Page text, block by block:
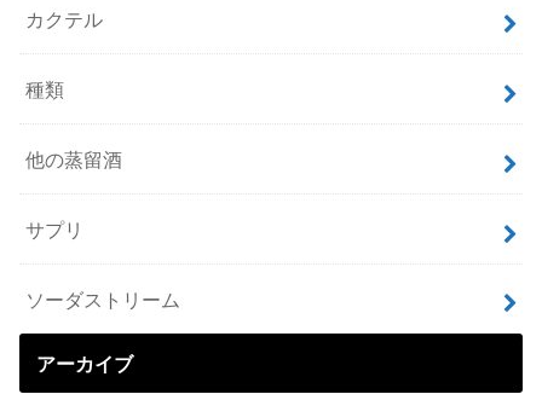
カクテル
種類
他の蒸留酒
サプリ
ソーダストリーム
アーカイブ